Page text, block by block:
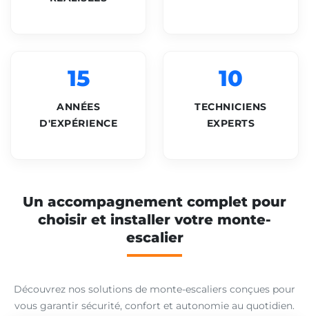
15
ANNÉES
D'EXPÉRIENCE
10
TECHNICIENS
EXPERTS
Un accompagnement complet pour
choisir et installer votre monte-
escalier
Découvrez nos solutions de monte-escaliers conçues pour
vous garantir sécurité, confort et autonomie au quotidien.